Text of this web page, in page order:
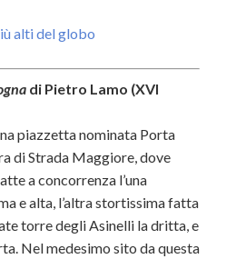
alti del globo
di Pietro Lamo (XVI
piazzetta nominata Porta
di Strada Maggiore, dove
a concorrenza l’una
e alta, l’altra stortissima fatta
torre degli Asinelli la dritta, e
Nel medesimo sito da questa